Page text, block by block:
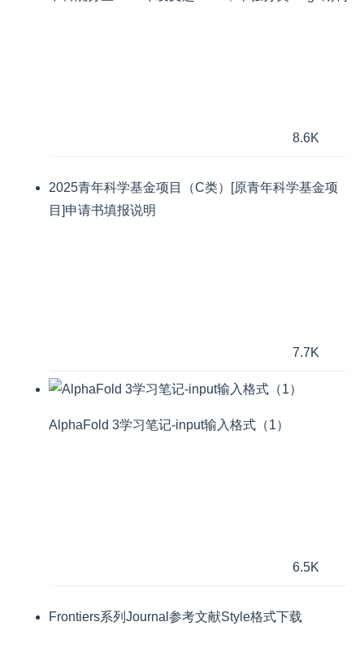
8.6K
2025青年科学基金项目（C类）[原青年科学基金项
目]申请书填报说明
7.7K
AlphaFold 3学习笔记-input输入格式（1）
6.5K
Frontiers系列Journal参考文献Style格式下载